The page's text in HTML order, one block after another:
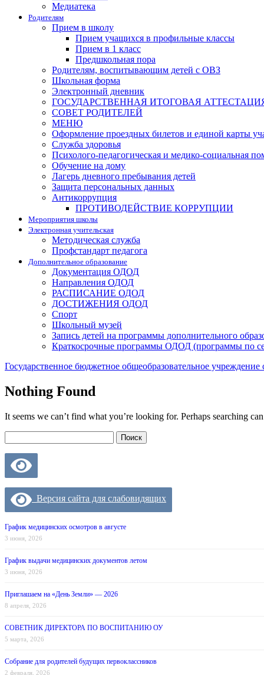
Медиатека
Родителям
Прием в школу
Прием учащихся в профильные классы
Прием в 1 класс
Предшкольная пора
Родителям, воспитывающим детей с ОВЗ
Школьная форма
Электронный дневник
ГОСУДАРСТВЕННАЯ ИТОГОВАЯ
СОВЕТ РОДИТЕЛЕЙ
МЕНЮ
Оформление проездных билетов и единой карты
Служба здоровья
Психолого-педагогическая и медико-социальная
Обучение на дому
Лагерь дневного пребывания детей
Защита персональных данных
Антикоррупция
ПРОТИВОДЕЙСТВИЕ КОРРУПЦИИ
Мероприятия школы
Электронная учительская
Методическая служба
Профстандарт педагога
Дополнительное образование
Документация ОДОД
Направления ОДОД
РАСПИСАНИЕ ОДОД
ДОСТИЖЕНИЯ ОДОД
Спорт
Школьный музей
Запись детей на программы дополнительного
Краткосрочные программы ОДОД (программы по
Государственное бюджетное общеобразовательное
Nothing Found
It seems we can’t find what you’re looking for. Perhaps searching
for:
Версия сайта для слабовидящих
График медицинских осмотров в августе
3 июня, 2026
График выдачи медицинских документов летом
3 июня, 2026
Приглашаем на «День Земли» — 2026
8 апреля, 2026
СОВЕТНИК ДИРЕКТОРА ПО ВОСПИТАНИЮ ОУ
5 марта, 2026
Собрание для родителей будущих первоклассников
2 февраля, 2026